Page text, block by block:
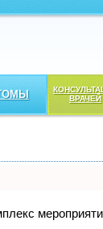
ВРАЧЕЙ